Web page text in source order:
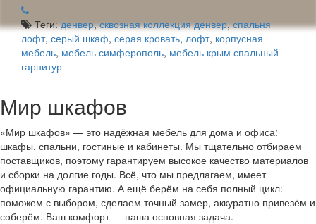
Теги:денвер,сквозная коллекция денвер,спальня
лофт, серый шкаф, серая кровать, лофт, корпусная
мебель, мебель симферополь, мебель крым спальный
гарнитур
Мир шкафов
«Мир шкафов» — это надёжная мебель для дома и офиса:
шкафы, спальни, гостиные и кабинеты. Мы тщательно отбираем
поставщиков, поэтому гарантируем высокое качество материалов
и сборки на долгие годы. Всё, что мы предлагаем, имеет
официальную гарантию. А ещё берём на себя полный цикл:
поможем с выбором, сделаем точный замер, аккуратно привезём и
соберём. Ваш комфорт — наша основная задача.